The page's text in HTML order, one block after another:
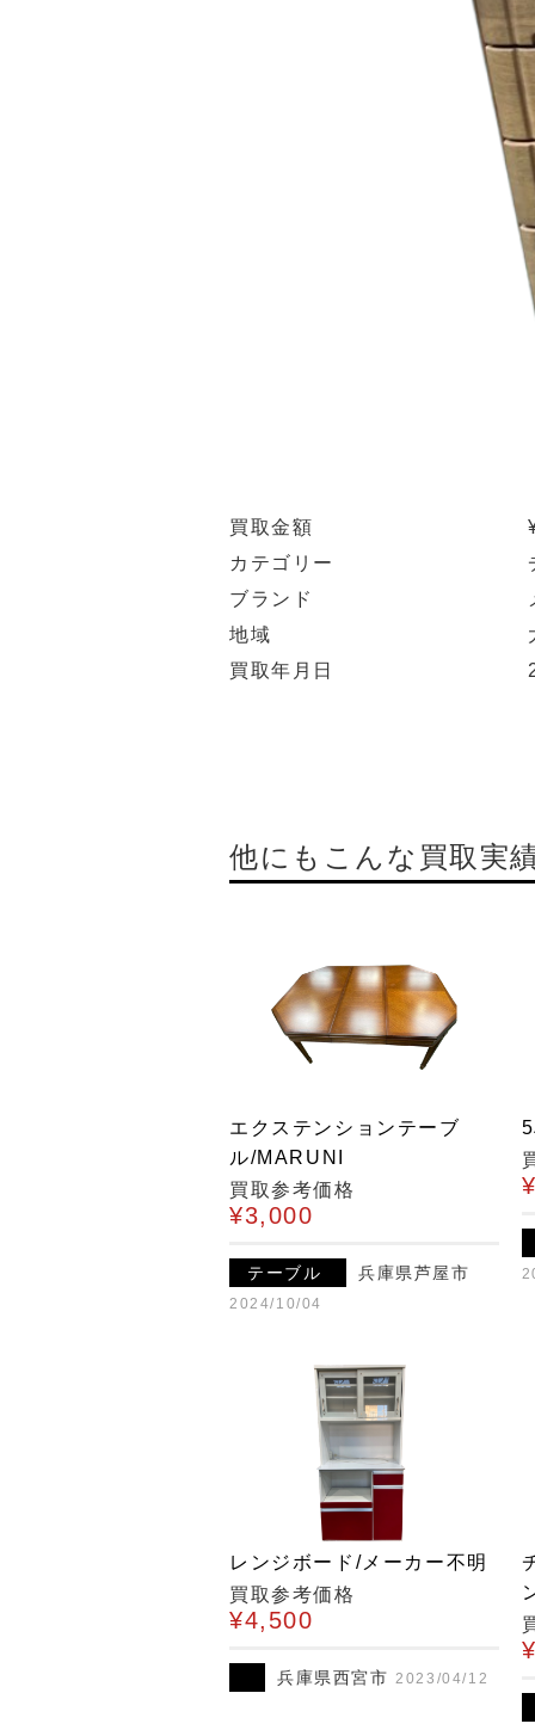
買取金額
カテゴリー
ブランド
地域
買取年月日
他にもこんな買取実
エクステンションテーブ
ル/MARUNI
買取参考価格
¥3,000
テーブル 兵庫県芦屋市
2024/10/04
レンジボード/メーカー不明
買取参考価格
¥4,500
兵庫県西宮市 2023/04/12